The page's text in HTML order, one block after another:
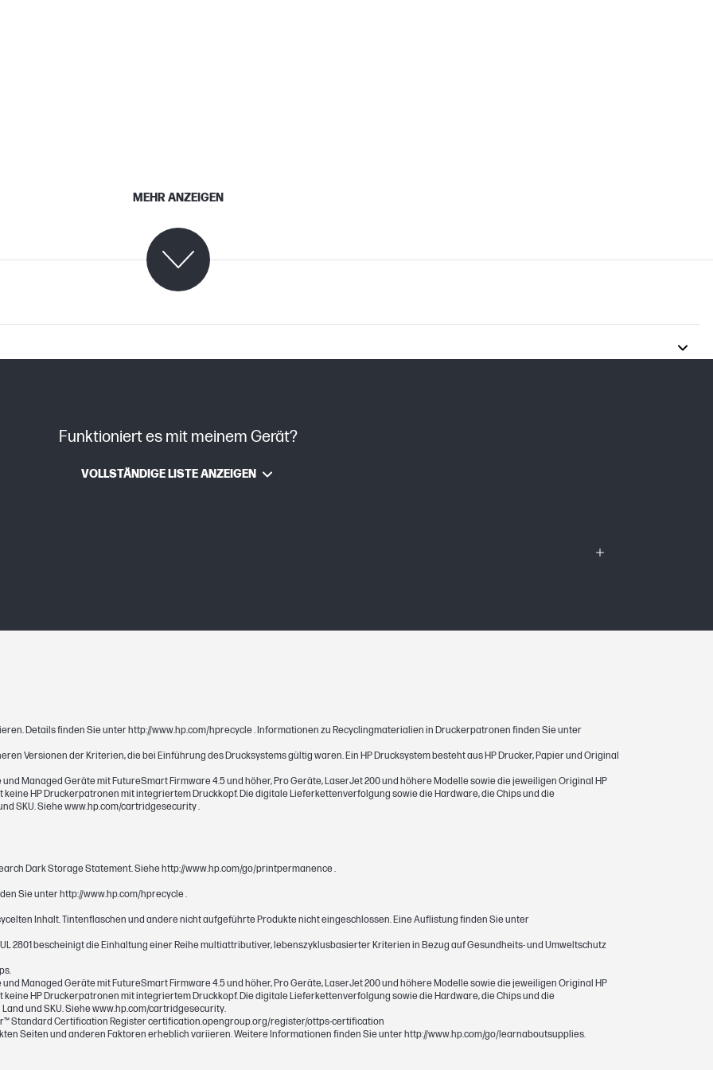
MEHR ANZEIGEN
C08778618 (PDF)
Thermischer HP Tintenstrahldrucker
400 Standardseiten gemäß ISO/IEC 19752
6 ml
924
Getestet in der HP Officejet/Pro 8120 Serie. Durchschnittswerte basierend auf ISO/IEC
kann je nach Inhalt der ausgedruckten Seiten und anderen Faktoren deutlich
abweichen. Ausführliche Informationen unter
Funktioniert es mit meinem Gerät?
VOLLSTÄNDIGE LISTE ANZEIGEN
Details finden Sie unter http://www.hp.com/hprecycle . Informationen zu Recyclingmaterialien in Druckerpatronen finden Sie unter
Versionen der Kriterien, die bei Einführung des Drucksystems gültig waren. Ein HP Drucksystem besteht aus HP Drucker, Papier und Original
Managed Geräte mit FutureSmart Firmware 4.5 und höher, Pro Geräte, LaserJet 200 und höhere Modelle sowie die jeweiligen Original HP
HP Druckerpatronen mit integriertem Druckkopf. Die digitale Lieferkettenverfolgung sowie die Hardware, die Chips und die
SKU. Siehe www.hp.com/cartridgesecurity .
Dark Storage Statement. Siehe http://www.hp.com/go/printpermanence .
Sie unter http://www.hp.com/hprecycle .
Inhalt. Tintenflaschen und andere nicht aufgeführte Produkte nicht eingeschlossen. Eine Auflistung finden Sie unter
2801 bescheinigt die Einhaltung einer Reihe multiattributiver, lebenszyklusbasierter Kriterien in Bezug auf Gesundheits- und Umweltschutz
Managed Geräte mit FutureSmart Firmware 4.5 und höher, Pro Geräte, LaserJet 200 und höhere Modelle sowie die jeweiligen Original HP
HP Druckerpatronen mit integriertem Druckkopf. Die digitale Lieferkettenverfolgung sowie die Hardware, die Chips und die
und SKU. Siehe www.hp.com/cartridgesecurity.
Standard Certification Register certification.opengroup.org/register/ottps-certification
Seiten und anderen Faktoren erheblich variieren. Weitere Informationen finden Sie unter http://www.hp.com/go/learnaboutsupplies.